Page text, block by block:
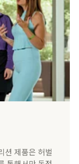
션 제품은 허벌